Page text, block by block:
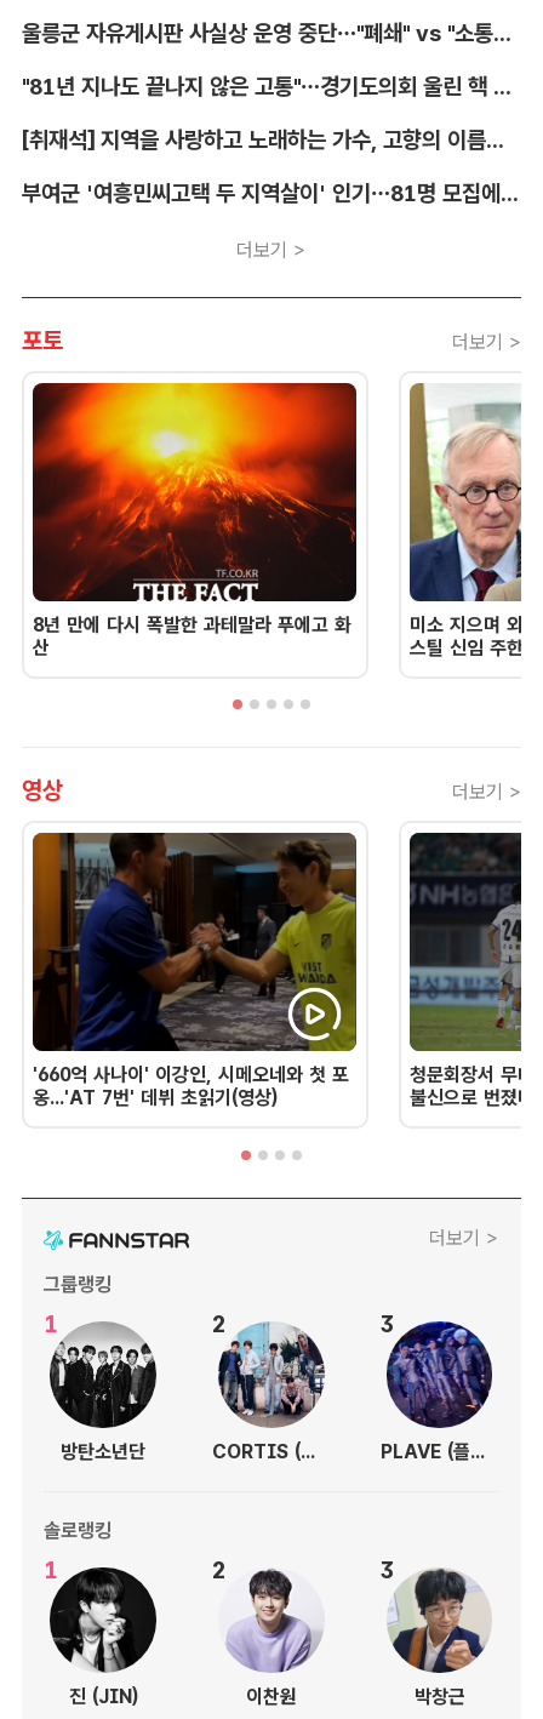
울릉군 자유게시판 사실상 운영 중단…"폐쇄" vs "소통창구 지켜야"
"81년 지나도 끝나지 않은 고통"…경기도의회 울린 핵 피해자의 증언
[취재석] 지역을 사랑하고 노래하는 가수, 고향의 이름을 남긴다
부여군 '여흥민씨고택 두 지역살이' 인기…81명 모집에 712명 몰려
더보기 >
포토 더보기 >
8년 만에 다시 폭발한 과테말라 푸에고 화
산
미소 지으며 외
스틸 신임 주한
영상 더보기 >
'660억 사나이' 이강인, 시메오네와 첫 포
옹...'AT 7번' 데뷔 초읽기(영상)
청문회장서 무너
불신으로 번졌
더보기 >
그룹랭킹
1
방탄소년단
2
CORTIS (코르티스)
3
PLAVE (플레이브)
솔로랭킹
1
진 (JIN)
2
이찬원
3
박창근